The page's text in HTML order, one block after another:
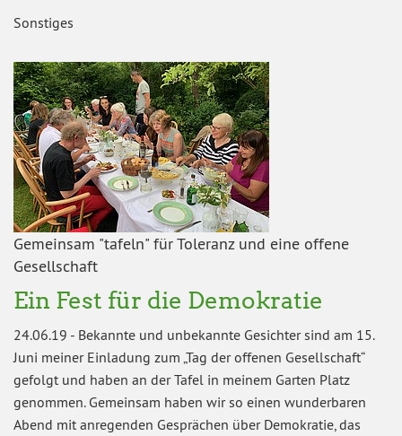
Sonstiges
Gemeinsam "tafeln" für Toleranz und eine offene
Gesellschaft
Ein Fest für die Demokratie
24.06.19 - Bekannte und unbekannte Gesichter sind am 15.
Juni meiner Einladung zum „Tag der offenen Gesellschaft“
gefolgt und haben an der Tafel in meinem Garten Platz
genommen. Gemeinsam haben wir so einen wunderbaren
Abend mit anregenden Gesprächen über Demokratie, das